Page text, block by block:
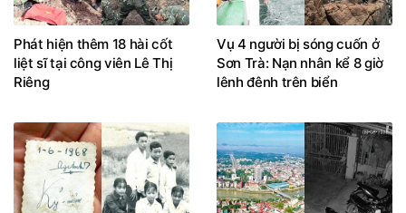
Phát hiện thêm 18 hài cốt
liệt sĩ tại công viên Lê Thị
Riêng
Vụ 4 người bị sóng cuốn ở
Sơn Trà: Nạn nhân kể 8 giờ
lênh đênh trên biển